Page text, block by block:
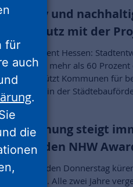
und
Klimaschutz mit der
Hessen:
werben mehr als 60
unterstützt Kommunen für
in der
Spannung steigt
den NHW
kommenden Donnerstag
Awards. Alle zwei Jahre
für
auch
.
die